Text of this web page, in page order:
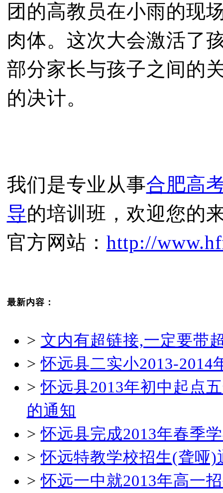
团的高教员在小雨的现
肉体。这次大会激活了
部分家长与孩子之间的
的决计。
我们是专业从事合肥高
导的培训班，欢迎您的
官方网站： http://
最新内容：
> 文内有超链接,一定要带
>怀远县二实小2013-2014
>怀远县2013年初中起点
的通知
>怀远县完成2013年春季
>怀远特教学校招生(聋哑)
>怀远一中就2013年高一